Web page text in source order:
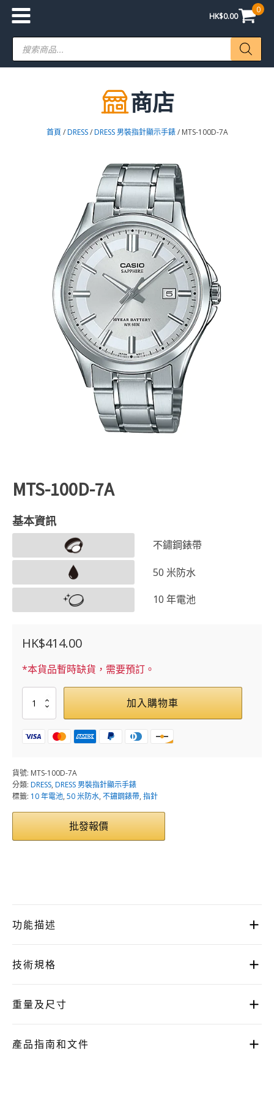
HK$0.00
0
Products
search
商店
首頁 /DRESS/DRESS 男裝指針顯示手錶/ MTS-100D-7A
MTS-100D-7A
基本資訊
不鏽鋼錶帶
50 米防水
10 年電池
HK$414.00
*本貨品暫時缺貨，需要預訂。
100D-
7A
數
加入購物車
貨號: MTS-100D-7A
分類: DRESS, DRESS 男裝指針顯示手錶
標籤: 10 年電池, 50 米防水, 不鏽鋼錶帶, 指針
批發報價
功能描述
技術規格
重量及尺寸
產品指南和文件